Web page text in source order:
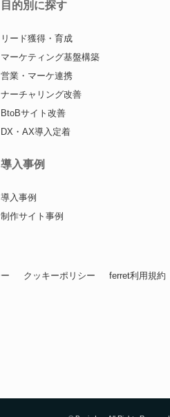
目的別に探す
リード獲得・育成
マーケティング基盤構築
営業・マーケ連携
ナーチャリング改善
BtoBサイト改善
DX・AX導入定着
導入事例
導入事例
制作サイト事例
クッキーポリシー ferret利用規約